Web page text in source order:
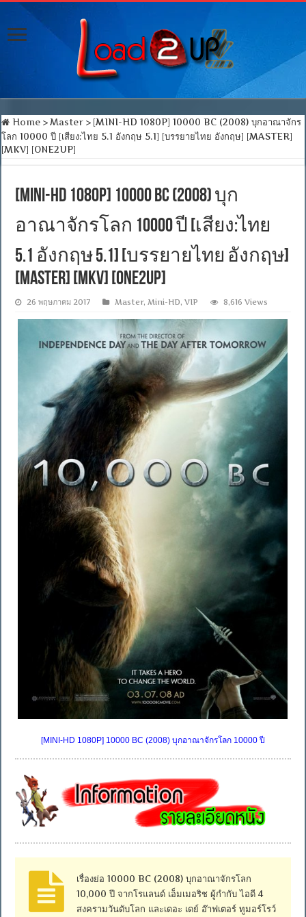
Home > Master > [MINI-HD 1080P] 10000 BC (2008) บุกอาณาจักร
โลก 10000 ปี [เสียง:ไทย 5.1 อังกฤษ 5.1] [บรรยายไทย อังกฤษ] [MASTER]
[MKV] [ONE2UP]
[MINI-HD 1080P] 10000 BC (2008) บุก
อาณาจักรโลก 10000 ปี [เสียง:ไทย
5.1 อังกฤษ 5.1] [บรรยายไทย อังกฤษ]
[MASTER] [MKV] [ONE2UP]
26 พฤษภาคม 2017 Master,Mini-HD,VIP 8,616 Views
[MINI-HD 1080P] 10000 BC (2008) บุกอาณาจักรโลก 10000 ปี
เรื่องย่อ 10000 BC (2008) บุกอาณาจักรโลก
10,000 ปี จากโรแลนด์ เอ็มเมอริช ผู้กำกับ ไอดี 4
สงครามวันดับโลก และเดอะ เดย์ อ๊าฟเตอร์ ทูมอร์โรว์